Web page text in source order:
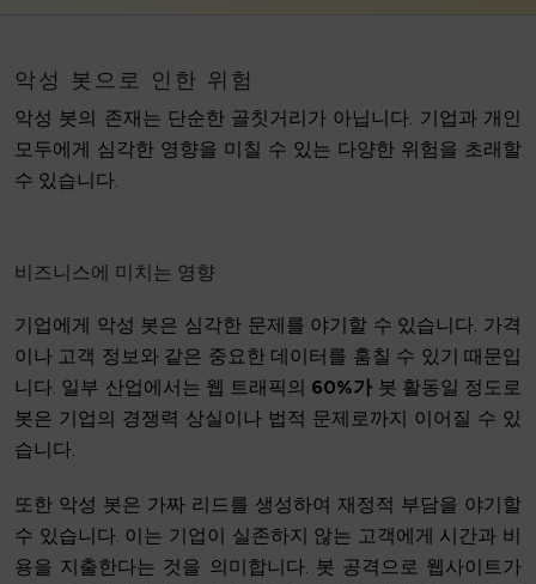
악성 봇으로 인한 위험
악성 봇의 존재는 단순한 골칫거리가 아닙니다. 기업과 개인
모두에게 심각한 영향을 미칠 수 있는 다양한 위험을 초래할
수 있습니다.
비즈니스에 미치는 영향
기업에게 악성 봇은 심각한 문제를 야기할 수 있습니다. 가격
이나 고객 정보와 같은 중요한 데이터를 훔칠 수 있기 때문입
니다. 일부 산업에서는 웹 트래픽의 60%가 봇 활동일 정도로
봇은 기업의 경쟁력 상실이나 법적 문제로까지 이어질 수 있
습니다.
또한 악성 봇은 가짜 리드를 생성하여 재정적 부담을 야기할
수 있습니다. 이는 기업이 실존하지 않는 고객에게 시간과 비
용을 지출한다는 것을 의미합니다. 봇 공격으로 웹사이트가